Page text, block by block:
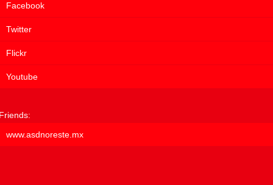
Facebook
Twitter
Flickr
Youtube
www.asdnoreste.mx